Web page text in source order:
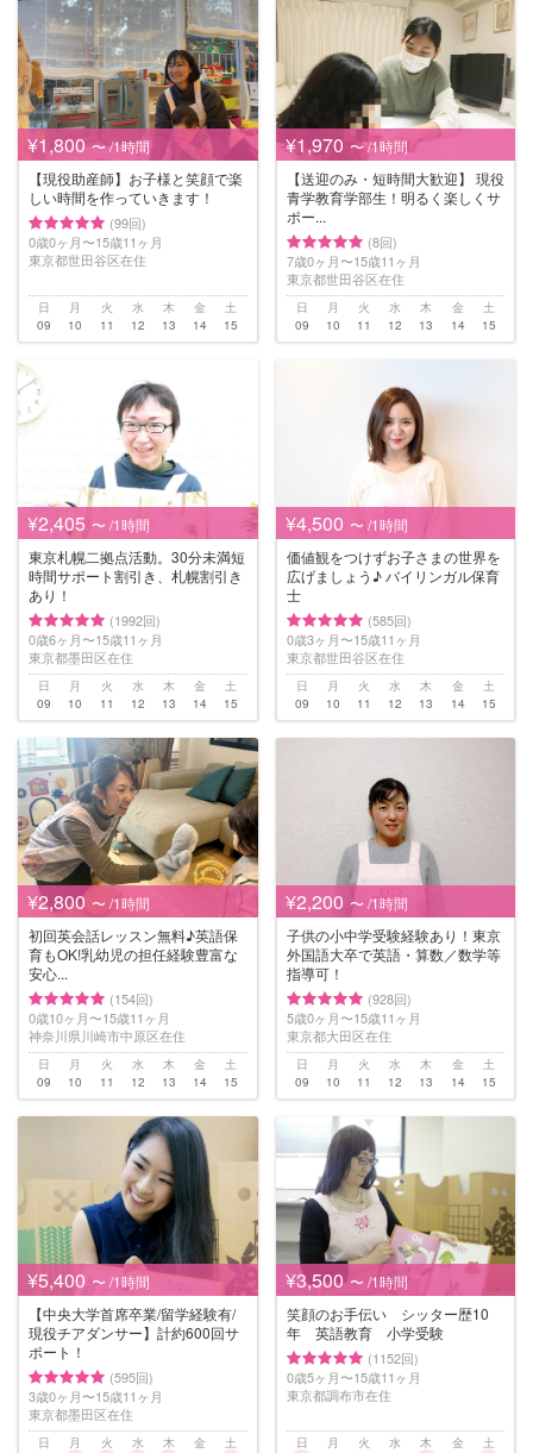
¥1,800 〜 /1時間
【現役助産師】お子様と笑顔で楽
しい時間を作っていきます！
(99回)
0歳0ヶ月〜15歳11ヶ月
東京都世田谷区在住
日
09
月
10
火
11
水
12
木
13
金
14
土
15
¥1,970 〜 /1時間
【送迎のみ・短時間大歓迎】 現役
青学教育学部生！明るく楽しくサ
ポー...
(8回)
7歳0ヶ月〜15歳11ヶ月
東京都世田谷区在住
日
09
月
10
火
11
水
12
木
13
金
14
土
15
¥2,405 〜 /1時間
東京札幌二拠点活動。30分未満短
時間サポート割引き、札幌割引き
あり！
(1992回)
0歳6ヶ月〜15歳11ヶ月
東京都墨田区在住
日
09
月
10
火
11
水
12
木
13
金
14
土
15
¥4,500 〜 /1時間
価値観をつけずお子さまの世界を
広げましょう♪ バイリンガル保育
士
(585回)
0歳3ヶ月〜15歳11ヶ月
東京都世田谷区在住
日
09
月
10
火
11
水
12
木
13
金
14
土
15
¥2,800 〜 /1時間
初回英会話レッスン無料♪英語保
育もOK!乳幼児の担任経験豊富な
安心...
(154回)
0歳10ヶ月〜15歳11ヶ月
神奈川県川崎市中原区在住
日
09
月
10
火
11
水
12
木
13
金
14
土
15
¥2,200 〜 /1時間
子供の小中学受験経験あり！東京
外国語大卒で英語・算数／数学等
指導可！
(928回)
5歳0ヶ月〜15歳11ヶ月
東京都大田区在住
日
09
月
10
火
11
水
12
木
13
金
14
土
15
¥5,400 〜 /1時間
【中央大学首席卒業/留学経験有/
現役チアダンサー】計約600回サ
ポート！
(595回)
3歳0ヶ月〜15歳11ヶ月
東京都墨田区在住
日
月
火
水
木
金
土
¥3,500 〜 /1時間
笑顔のお手伝い シッター歴10
年 英語教育 小学受験
(1152回)
0歳5ヶ月〜15歳11ヶ月
東京都調布市在住
日
月
火
水
木
金
土